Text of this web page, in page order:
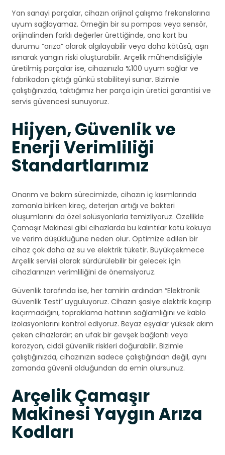
Yan sanayi parçalar, cihazın orijinal çalışma frekanslarına
uyum sağlayamaz. Örneğin bir su pompası veya sensör,
orijinalinden farklı değerler ürettiğinde, ana kart bu
durumu “arıza” olarak algılayabilir veya daha kötüsü, aşırı
ısınarak yangın riski oluşturabilir. Arçelik mühendisliğiyle
üretilmiş parçalar ise, cihazınızla %100 uyum sağlar ve
fabrikadan çıktığı günkü stabiliteyi sunar. Bizimle
çalıştığınızda, taktığımız her parça için üretici garantisi ve
servis güvencesi sunuyoruz.
Hijyen, Güvenlik ve
Enerji Verimliliği
Standartlarımız
Onarım ve bakım sürecimizde, cihazın iç kısımlarında
zamanla biriken kireç, deterjan artığı ve bakteri
oluşumlarını da özel solüsyonlarla temizliyoruz. Özellikle
Çamaşır Makinesi gibi cihazlarda bu kalıntılar kötü kokuya
ve verim düşüklüğüne neden olur. Optimize edilen bir
cihaz çok daha az su ve elektrik tüketir. Büyükçekmece
Arçelik servisi olarak sürdürülebilir bir gelecek için
cihazlarınızın verimliliğini de önemsiyoruz.
Güvenlik tarafında ise, her tamirin ardından “Elektronik
Güvenlik Testi” uyguluyoruz. Cihazın şasiye elektrik kaçırıp
kaçırmadığını, topraklama hattının sağlamlığını ve kablo
izolasyonlarını kontrol ediyoruz. Beyaz eşyalar yüksek akım
çeken cihazlardır; en ufak bir gevşek bağlantı veya
korozyon, ciddi güvenlik riskleri doğurabilir. Bizimle
çalıştığınızda, cihazınızın sadece çalıştığından değil, aynı
zamanda güvenli olduğundan da emin olursunuz.
Arçelik Çamaşır
Makinesi Yaygın Arıza
Kodları